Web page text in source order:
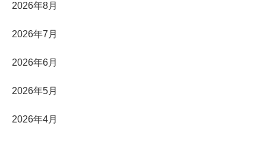
2026年8月
2026年7月
2026年6月
2026年5月
2026年4月